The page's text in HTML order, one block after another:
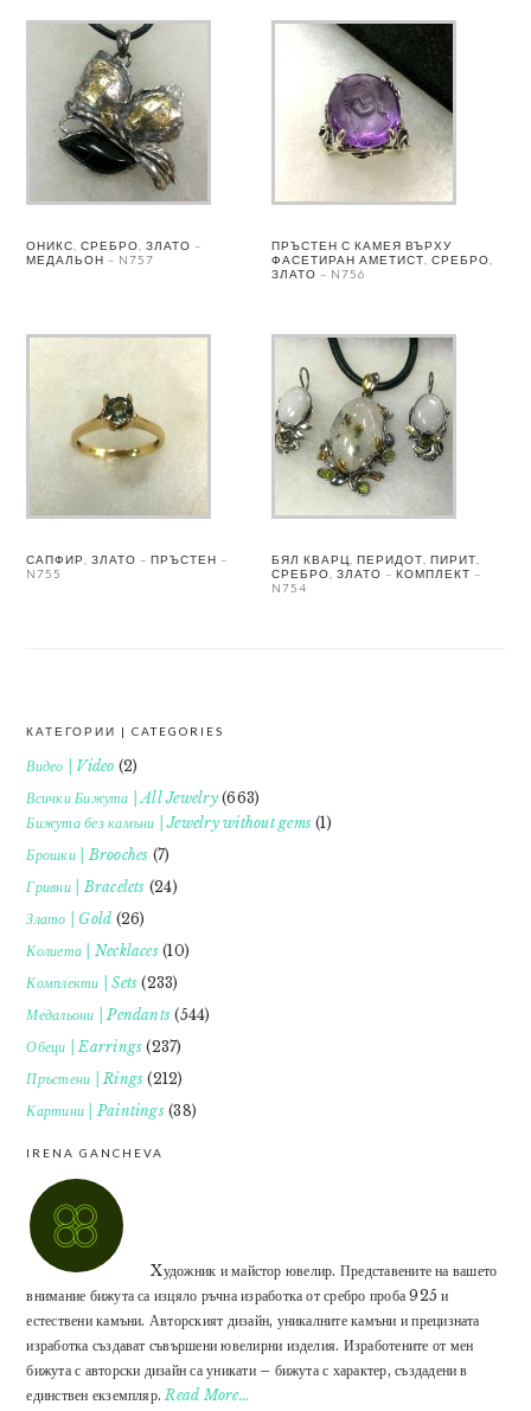
ОНИКС, СРЕБРО, ЗЛАТО –
МЕДАЛЬОН – N757
ПРЪСТЕН С КАМЕЯ ВЪРХУ
ФАСЕТИРАН АМЕТИСТ, СРЕБРО,
ЗЛАТО – N756
САПФИР, ЗЛАТО – ПРЪСТЕН –
N755
БЯЛ КВАРЦ, ПЕРИДОТ, ПИРИТ,
СРЕБРО, ЗЛАТО – КОМПЛЕКТ –
N754
FOOTER
КАТЕГОРИИ | CATEGORIES
Видео | Video (2)
Всички Бижута | All Jewelry(663)
Бижута без камъни | Jewelry without gems (1)
Брошки | Brooches (7)
Гривни | Bracelets (24)
Злато | Gold (26)
Колиета | Necklaces(10)
Комплекти | Sets (233)
Медальони | Pendants (544)
Обеци | Earrings (237)
Пръстени | Rings (212)
Картини | Paintings(38)
IRENA GANCHEVA
Xудожник и майстор ювелир. Представените на вашето
внимание бижута са изцяло ръчна изработка от сребро проба 925 и
естествени камъни. Авторският дизайн, уникалните камъни и прецизната
изработка създават съвършени ювелирни изделия. Изработените от мен
бижута с авторски дизайн са уникати – бижута с характер, създадени в
единствен екземпляр.Read More…